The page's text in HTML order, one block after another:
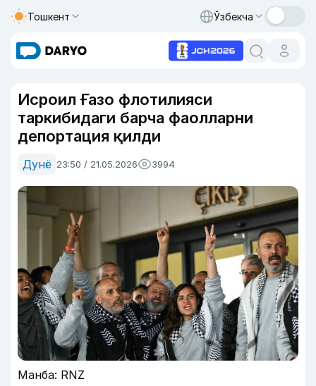
Тошкент Ўзбекча
Исроил Ғазо флотилияси
таркибидаги барча фаолларни
депортация қилди
Дунё 23:50 / 21.05.2026 3994
Манба: RNZ